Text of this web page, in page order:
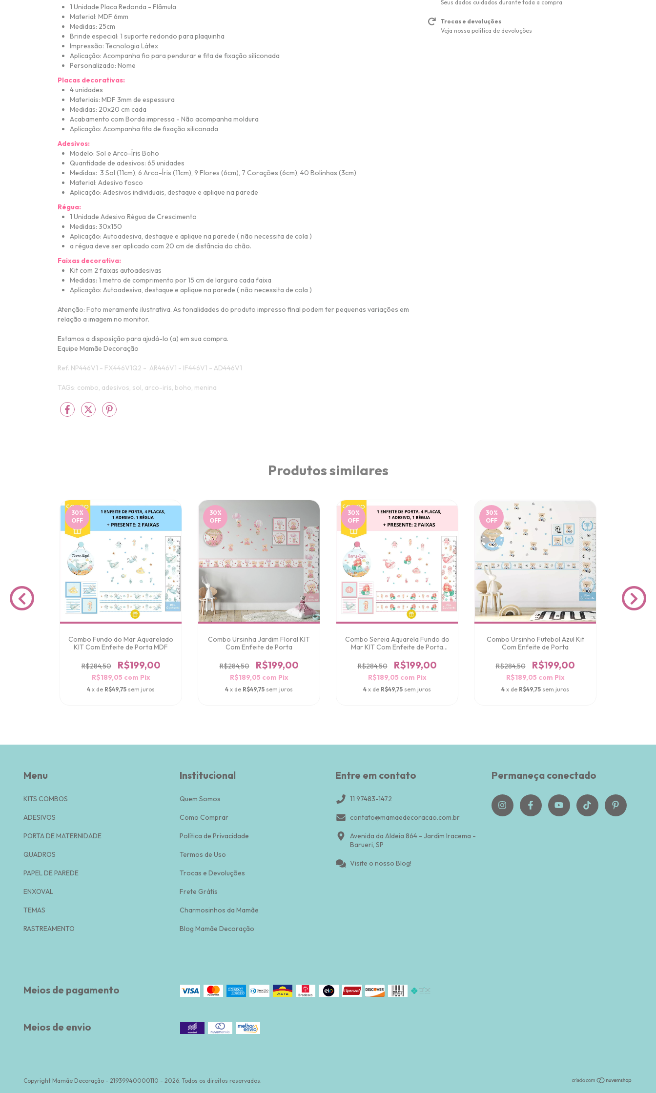
1 Unidade Placa Redonda - Flâmula
Material: MDF 6mm
Medidas: 25cm
Brinde especial: 1 suporte redondo para plaquinha
Impressão: Tecnologia Látex
Aplicação: Acompanha fio para pendurar e fita de fixação siliconada
Personalizado: Nome
Placas decorativas:
4 unidades
Materiais: MDF 3mm de espessura
Medidas: 20x20 cm cada
Acabamento com Borda impressa - Não acompanha moldura
Aplicação: Acompanha fita de fixação siliconada
Adesivos:
Modelo: Sol e Arco-Íris Boho
Quantidade de adesivos: 65 unidades
Medidas: 3 Sol (11cm), 6 Arco-Íris (11cm), 9 Flores (6cm), 7 Corações (6cm), 40 Bolinhas (3cm)
Material: Adesivo fosco
Aplicação: Adesivos individuais, destaque e aplique na parede
Régua:
1 Unidade Adesivo Régua de Crescimento
Medidas: 30x150
Aplicação: Autoadesiva, destaque e aplique na parede ( não necessita de cola )
a régua deve ser aplicado com 20 cm de distância do chão.
Faixas decorativa:
Kit com 2 faixas autoadesivas
Medidas: 1 metro de comprimento por 15 cm de largura cada faixa
Aplicação: Autoadesiva, destaque e aplique na parede ( não necessita de cola )
Atenção: Foto meramente ilustrativa. As tonalidades do produto impresso final podem ter pequenas variações em
relação a imagem no monitor.
Estamos a disposição para ajudá-lo (a) em sua compra.
Equipe Mamãe Decoração
Ref. NP446V1 - FX446V1Q2 - AR446V1 - IF446V1 - AD446V1
TAGs: combo, adesivos, sol, arco-iris, boho, menina
Seus dados cuidados durante toda a compra.
Trocas e devoluções
Veja nossa política de devoluções
Produtos similares
30%
OFF
Combo Fundo do Mar Aquarelado
KIT Com Enfeite de Porta MDF
R$284,50 R$199,00
R$189,05 com Pix
4 x de R$49,75 sem juros
30%
OFF
Combo Ursinha Jardim Floral KIT
Com Enfeite de Porta
R$284,50 R$199,00
R$189,05 com Pix
4 x de R$49,75 sem juros
30%
OFF
Combo Sereia Aquarela Fundo do
Mar KIT Com Enfeite de Porta
R$284,50
R$199,00
R$189,05 com Pix
4 x de R$49,75 sem juros
30%
OFF
Combo Ursinho Futebol Azul Kit
Com Enfeite de Porta
R$284,50 R$199,00
R$189,05 com Pix
4 x de R$49,75 sem juros
Menu
KITS COMBOS
ADESIVOS
PORTA DE MATERNIDADE
QUADROS
PAPEL DE PAREDE
ENXOVAL
TEMAS
RASTREAMENTO
Institucional
Quem Somos
Como Comprar
Política de Privacidade
Termos de Uso
Trocas e Devoluções
Frete Grátis
Charmosinhos da Mamãe
Blog Mamãe Decoração
Entre em contato
11 97483-1472
contato@mamaedecoracao.com.br
Avenida da Aldeia 864 - Jardim Iracema -
Barueri, SP
Visite o nosso Blog!
Permaneça conectado
Meios de pagamento
Meios de envio
Copyright Mamãe Decoração - 21939940000110 - 2026. Todos os direitos reservados.